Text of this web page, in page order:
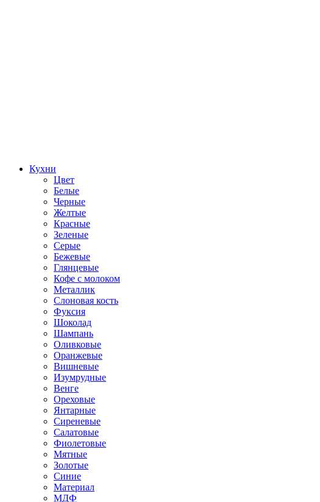
Кухни
Цвет
Белые
Черные
Желтые
Красные
Зеленые
Серые
Бежевые
Глянцевые
Кофе с молоком
Металлик
Слоновая кость
Фуксия
Шоколад
Шампань
Оливковые
Оранжевые
Вишневые
Изумрудные
Венге
Ореховые
Янтарные
Сиреневые
Салатовые
Фиолетовые
Мятные
Золотые
Синие
Материал
МДФ